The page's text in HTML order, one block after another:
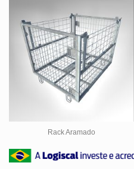
Rack Aramado